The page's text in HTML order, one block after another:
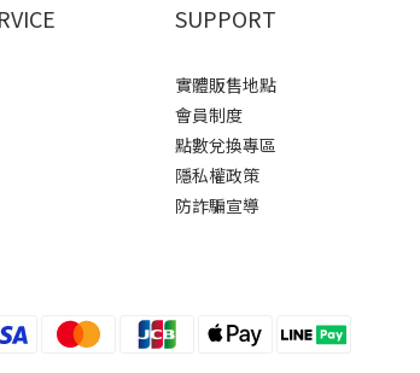
SUPPORT
實體販售地點
會員制度
點數兌換專區
隱私權政策
防詐騙宣導